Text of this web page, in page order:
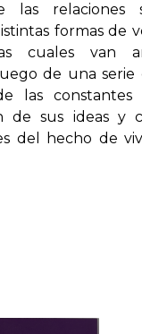
las relaciones
formas de
cuales van
de una serie
las constantes
de sus ideas y
del hecho de